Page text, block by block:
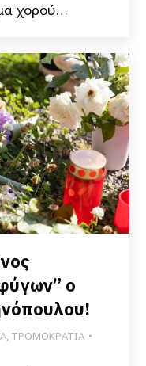
χορού…
ο
, ΤΡΟΜΟΚΡΑΤΙΑ